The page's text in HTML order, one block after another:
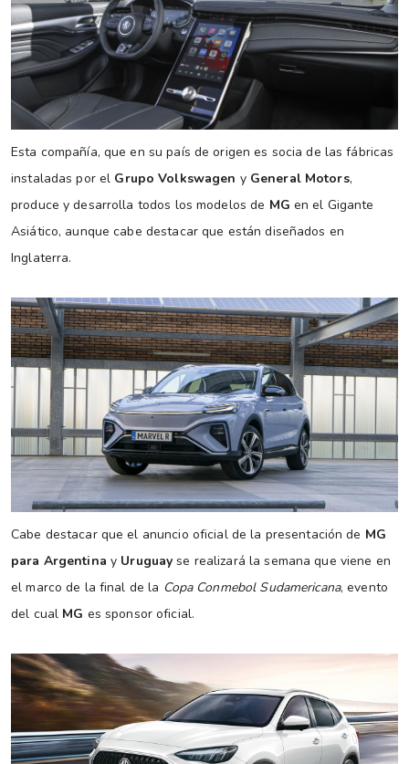
Esta compañía, que en su país de origen es socia de las fábricas
instaladas por el Grupo Volkswagen y General Motors,
produce y desarrolla todos los modelos de MG en el Gigante
Asiático, aunque cabe destacar que están diseñados en
Inglaterra.
Cabe destacar que el anuncio oficial de la presentación de MG
para Argentina y Uruguay se realizará la semana que viene en
el marco de la final de la Copa Conmebol Sudamericana, evento
del cual MG es sponsor oficial.